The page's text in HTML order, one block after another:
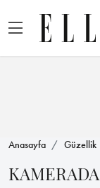
Anasayfa Güzellik